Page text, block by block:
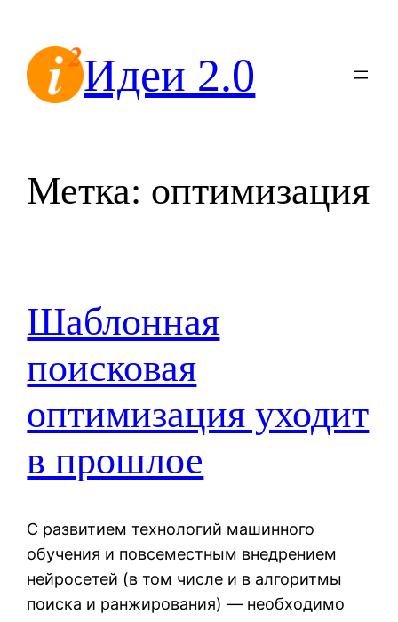
содержимомуИдеи 2.0
Метка: оптимизация
Шаблонная
поисковая
оптимизация уходит
в прошлое
С развитием технологий машинного
обучения и повсеместным внедрением
нейросетей (в том числе и в алгоритмы
поиска и ранжирования) — необходимо